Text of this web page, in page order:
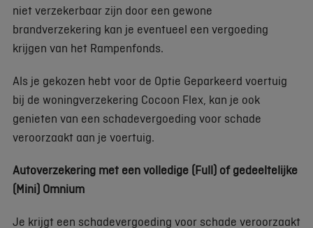
niet verzekerbaar zijn door een gewone
brandverzekering kan je eventueel een vergoeding
krijgen van het Rampenfonds.
Als je gekozen hebt voor de Optie Geparkeerd voertuig
bij de woningverzekering Cocoon Flex, kan je ook
genieten van een schadevergoeding voor schade
veroorzaakt aan je voertuig.
Autoverzekering met een volledige (Full) of gedeeltelijke
(Mini) Omnium
Je krijgt een schadevergoeding voor schade veroorzaakt